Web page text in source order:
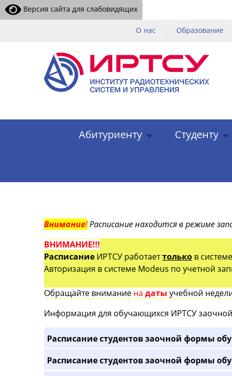
Версия сайта для слабовидящих
О нас Образование
Абитуриенту Студенту
Внимание!Расписание находится в режиме
ВНИМАНИЕ!!!
Расписание ИРТСУ работаеттолько в системе
Авторизация в системе Modeus по учетной
Обращайте внимание на даты учебной
Информация для обучающихся ИРТСУ
Расписание студентов заочной формы
Расписание студентов заочной формы